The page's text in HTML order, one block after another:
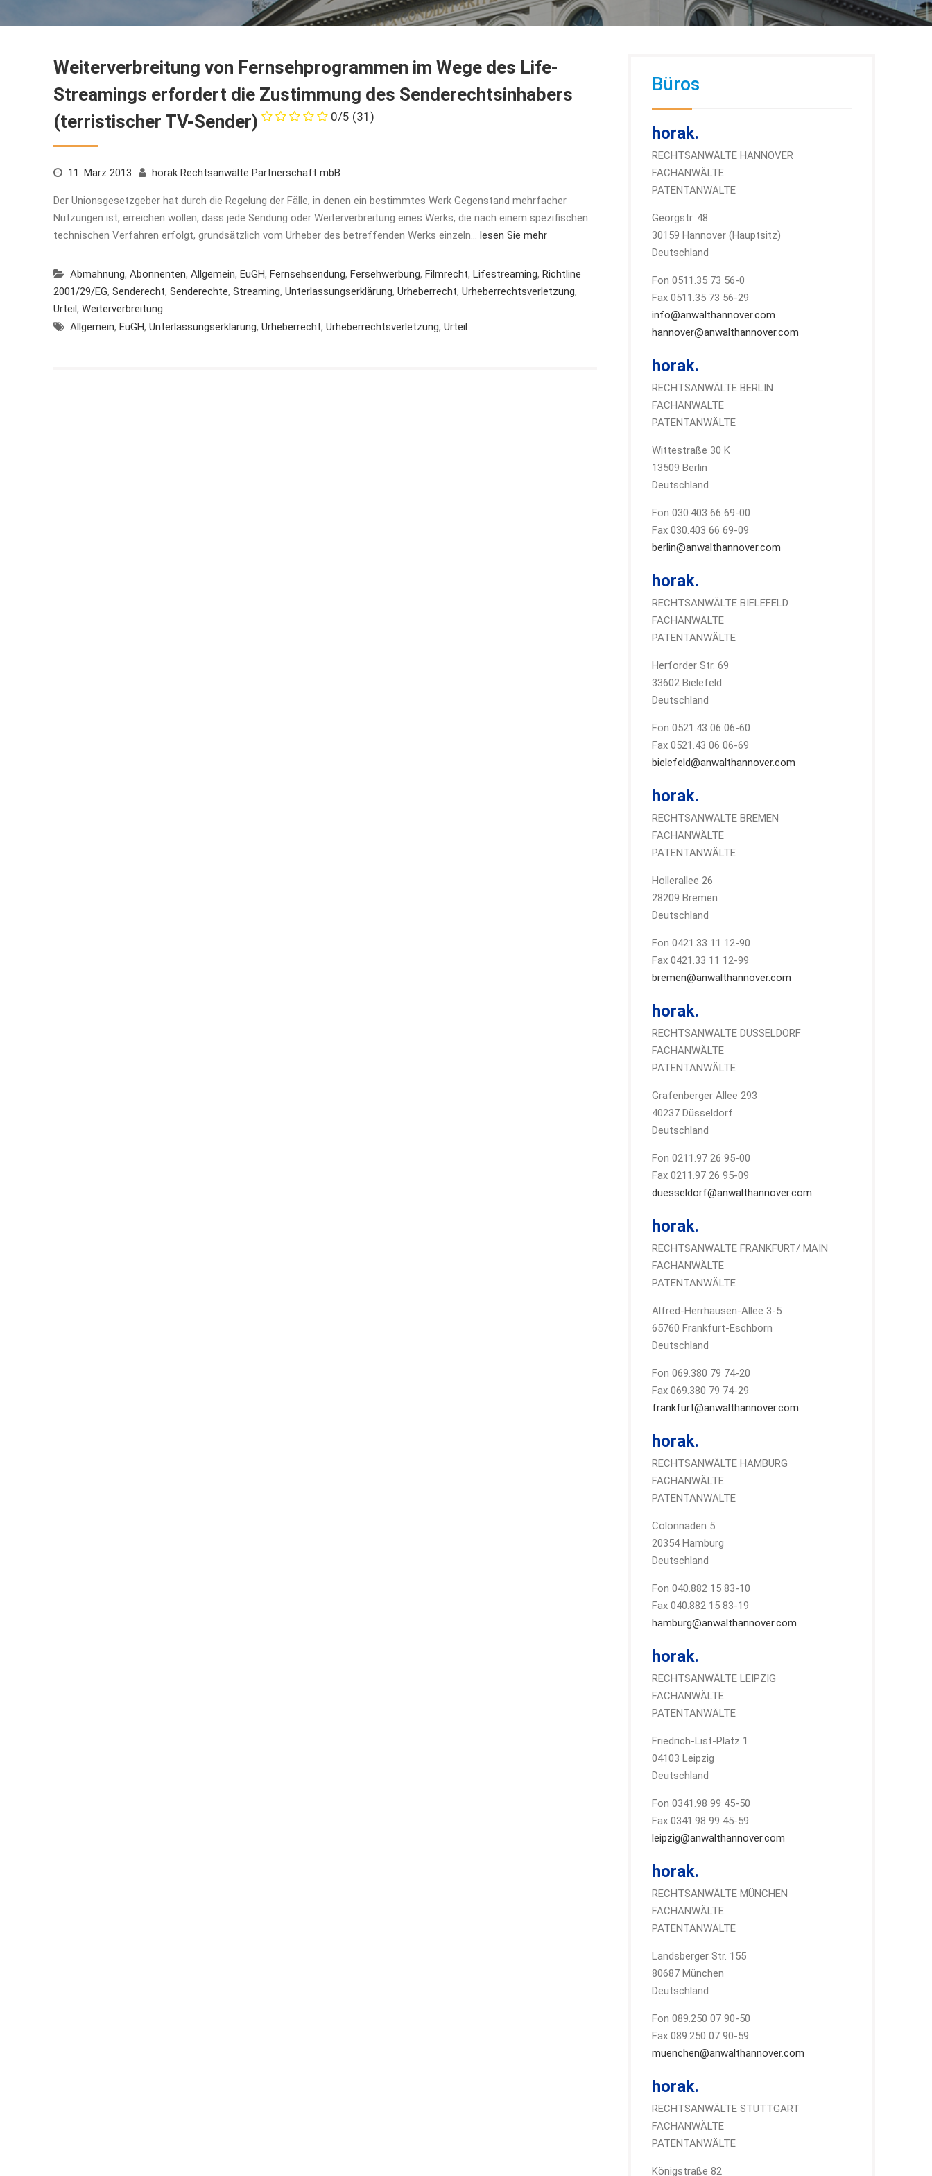
Weiterverbreitung von Fernsehprogrammen im Wege des Life-
Streamings erfordert die Zustimmung des Senderechtsinhabers
(terristischer TV-Sender)
0/5 (31)
11. März 2013 horak Rechtsanwälte Partnerschaft mbB
Der Unionsgesetzgeber hat durch die Regelung der Fälle, in denen ein bestimmtes Werk Gegenstand mehrfacher
Nutzungen ist, erreichen wollen, dass jede Sendung oder Weiterverbreitung eines Werks, die nach einem spezifischen
technischen Verfahren erfolgt, grundsätzlich vom Urheber des betreffenden Werks einzeln… lesen Sie mehr
Abmahnung, Abonnenten, Allgemein, EuGH, Fernsehsendung, Fersehwerbung, Filmrecht, Lifestreaming, Richtline
2001/29/EG, Senderecht, Senderechte, Streaming, Unterlassungserklärung, Urheberrecht, Urheberrechtsverletzung,
Urteil, Weiterverbreitung
Allgemein, EuGH, Unterlassungserklärung, Urheberrecht, Urheberrechtsverletzung, Urteil
Büros
horak.
RECHTSANWÄLTE HANNOVER
FACHANWÄLTE
PATENTANWÄLTE
Georgstr. 48
30159 Hannover (Hauptsitz)
Deutschland
Fon 0511.35 73 56-0
Fax 0511.35 73 56-29
info@anwalthannover.com
hannover@anwalthannover.com
horak.
RECHTSANWÄLTE BERLIN
FACHANWÄLTE
PATENTANWÄLTE
Wittestraße 30 K
13509 Berlin
Deutschland
Fon 030.403 66 69-00
Fax 030.403 66 69-09
berlin@anwalthannover.com
horak.
RECHTSANWÄLTE BIELEFELD
FACHANWÄLTE
PATENTANWÄLTE
Herforder Str. 69
33602 Bielefeld
Deutschland
Fon 0521.43 06 06-60
Fax 0521.43 06 06-69
bielefeld@anwalthannover.com
horak.
RECHTSANWÄLTE BREMEN
FACHANWÄLTE
PATENTANWÄLTE
Hollerallee 26
28209 Bremen
Deutschland
Fon 0421.33 11 12-90
Fax 0421.33 11 12-99
bremen@anwalthannover.com
horak.
RECHTSANWÄLTE DÜSSELDORF
FACHANWÄLTE
PATENTANWÄLTE
Grafenberger Allee 293
40237 Düsseldorf
Deutschland
Fon 0211.97 26 95-00
Fax 0211.97 26 95-09
duesseldorf@anwalthannover.com
horak.
RECHTSANWÄLTE FRANKFURT/ MAIN
FACHANWÄLTE
PATENTANWÄLTE
Alfred-Herrhausen-Allee 3-5
65760 Frankfurt-Eschborn
Deutschland
Fon 069.380 79 74-20
Fax 069.380 79 74-29
frankfurt@anwalthannover.com
horak.
RECHTSANWÄLTE HAMBURG
FACHANWÄLTE
PATENTANWÄLTE
Colonnaden 5
20354 Hamburg
Deutschland
Fon 040.882 15 83-10
Fax 040.882 15 83-19
hamburg@anwalthannover.com
horak.
RECHTSANWÄLTE LEIPZIG
FACHANWÄLTE
PATENTANWÄLTE
Friedrich-List-Platz 1
04103 Leipzig
Deutschland
Fon 0341.98 99 45-50
Fax 0341.98 99 45-59
leipzig@anwalthannover.com
horak.
RECHTSANWÄLTE MÜNCHEN
FACHANWÄLTE
PATENTANWÄLTE
Landsberger Str. 155
80687 München
Deutschland
Fon 089.250 07 90-50
Fax 089.250 07 90-59
muenchen@anwalthannover.com
horak.
RECHTSANWÄLTE STUTTGART
FACHANWÄLTE
PATENTANWÄLTE
Königstraße 82